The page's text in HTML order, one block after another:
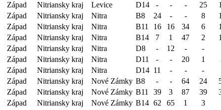
Západ
Nitriansky kraj Levice D14 - - - 25
Západ
Nitriansky kraj Nitra B8 24 - - 8
Západ
Nitriansky kraj Nitra B11 16 16 34 6
Západ
Nitriansky kraj Nitra B14 7 1 47 2
Západ
Nitriansky kraj Nitra D8 - 12 -
-
Západ
Nitriansky kraj Nitra D11 - - 20 1
Západ
Nitriansky kraj Nitra D14 11 - -
-
Západ
Nitriansky kraj Nové Zámky B8 - - 64 24
Západ
Nitriansky kraj Nové Zámky B11 39 3 87 39
Západ
Nitriansky kraj Nové Zámky B14 62 65 1 3